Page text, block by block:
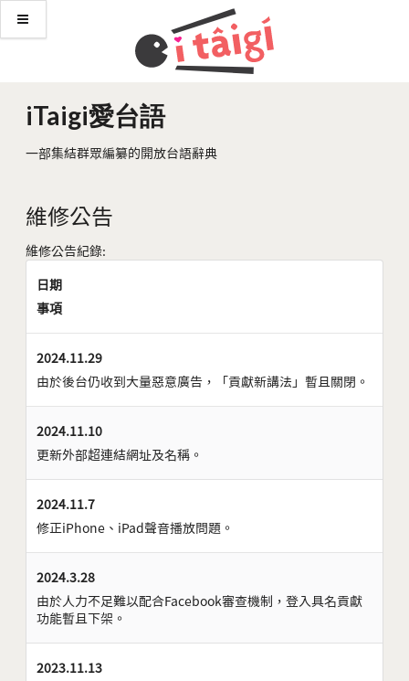
iTaigi愛台語
一部集結群眾編纂的開放台語辭典
維修公告
維修公告紀錄:
日期
事項
2024.11.29
由於後台仍收到大量惡意廣告，「貢獻新講法」暫且關閉。
2024.11.10
更新外部超連結網址及名稱。
2024.11.7
修正iPhone、iPad聲音播放問題。
2024.3.28
由於人力不足難以配合Facebook審查機制，登入具名貢獻
功能暫且下架。
2023.11.13